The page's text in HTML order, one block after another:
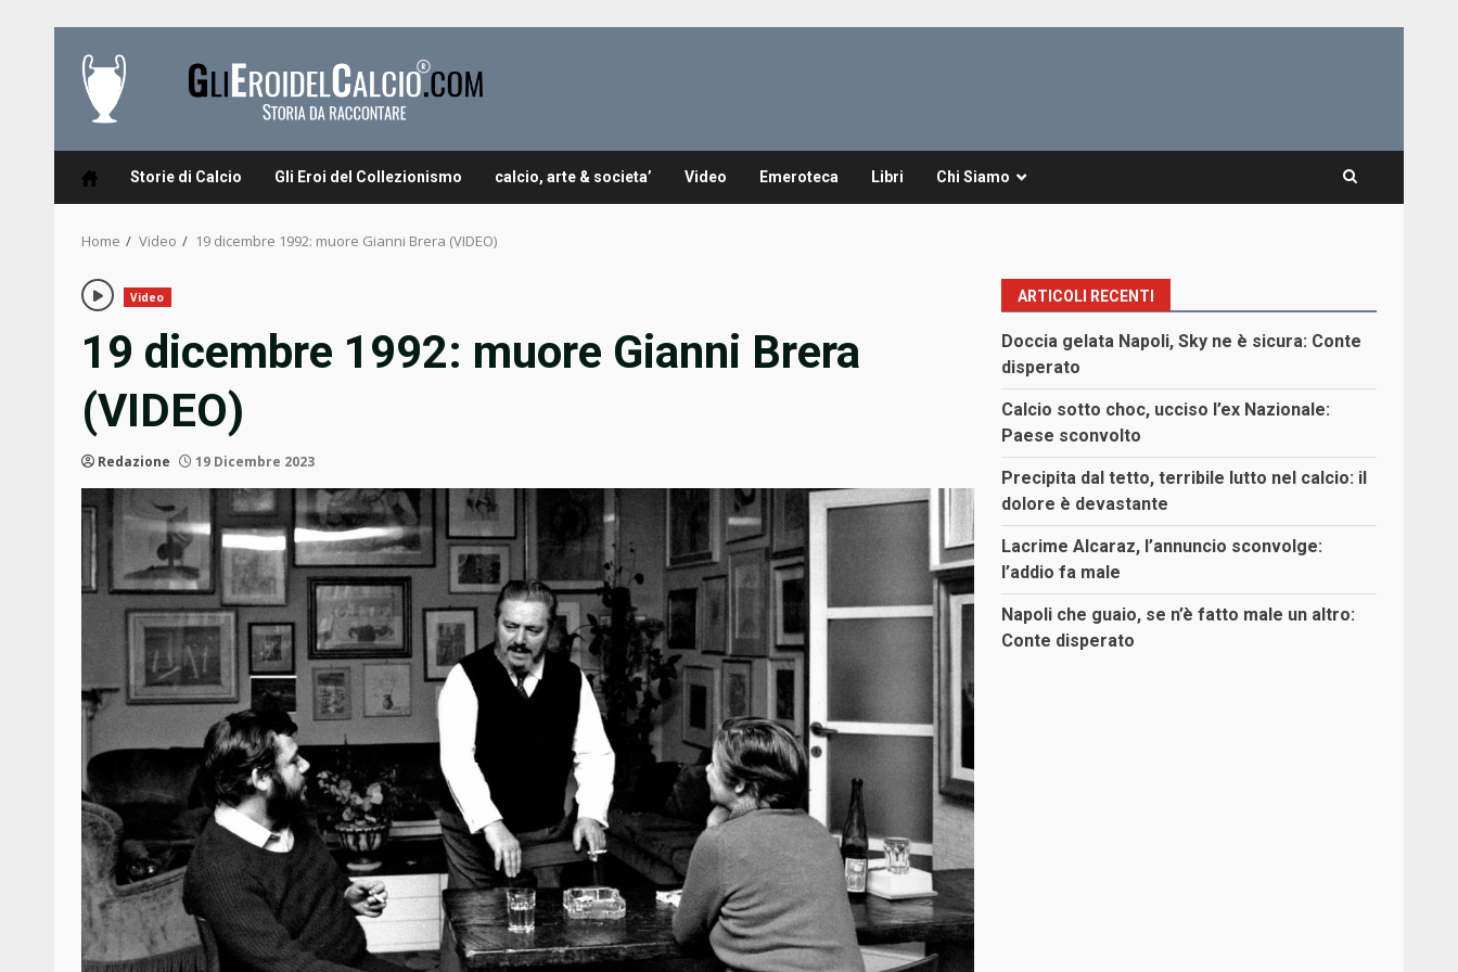
content
Storie di Calcio Gli Eroi del Collezionismo calcio, arte & societa’ Video Emeroteca Libri Chi Siamo
Home Video 19 dicembre 1992: muore Gianni Brera (VIDEO)
Video
19 dicembre 1992: muore Gianni Brera
(VIDEO)
Redazione 19 Dicembre 2023
ARTICOLI RECENTI
Doccia gelata Napoli, Sky ne è sicura: Conte
disperato
Calcio sotto choc, ucciso l’ex Nazionale:
Paese sconvolto
Precipita dal tetto, terribile lutto nel calcio: il
dolore è devastante
Lacrime Alcaraz, l’annuncio sconvolge:
l’addio fa male
Napoli che guaio, se n’è fatto male un altro:
Conte disperato